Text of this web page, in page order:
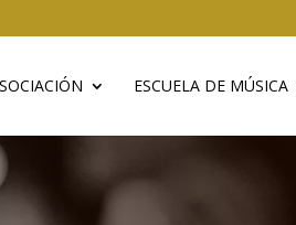
ESCUELA DE MÚSICA